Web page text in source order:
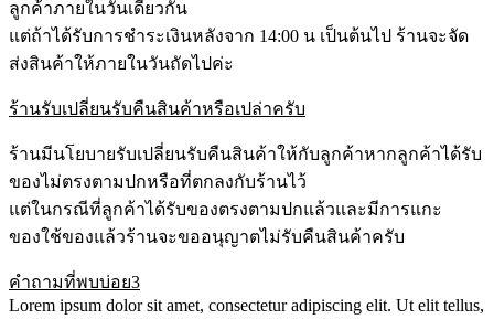
ลูกค้าภายในวันเดียวกัน
แต่ถ้าได้รับการชำระเงินหลังจาก 14:00 น เป็นต้นไป ร้านจะจัด
ส่งสินค้าให้ภายในวันถัดไปค่ะ
ร้านรับเปลี่ยนรับคืนสินค้าหรือเปล่าครับ
ร้านมีนโยบายรับเปลี่ยนรับคืนสินค้าให้กับลูกค้าหากลูกค้าได้รับ
ของไม่ตรงตามปกหรือที่ตกลงกับร้านไว้
แต่ในกรณีที่ลูกค้าได้รับของตรงตามปกแล้วและมีการแกะ
ของใช้ของแล้วร้านจะขออนุญาตไม่รับคืนสินค้าครับ
คำถามที่พบบ่อย3
Lorem ipsum dolor sit amet, consectetur adipiscing elit. Ut elit tellus,